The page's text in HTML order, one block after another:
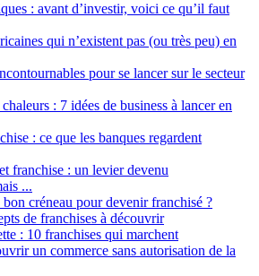
: avant d’investir, voici ce qu’il faut
qui n’existent pas (ou très peu) en
pour se lancer sur le secteur
: 7 idées de business à lancer en
: ce que les banques regardent
franchise : un levier devenu
...
créneau pour devenir franchisé ?
de franchises à découvrir
: 10 franchises qui marchent
un commerce sans autorisation de la